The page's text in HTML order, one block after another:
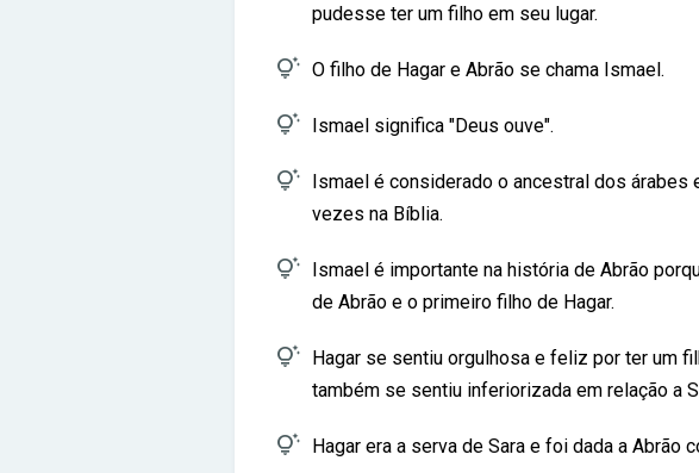
pudesse ter um filho em seu lugar.
 O filho de Hagar e Abrão se chama Ismael.
 Ismael significa "Deus ouve".
 Ismael é considerado o ancestral dos árabes
vezes na Bíblia.
 Ismael é importante na história de Abrão
de Abrão e o primeiro filho de Hagar.
 Hagar se sentiu orgulhosa e feliz por ter um
também se sentiu inferiorizada em relação a
 Hagar era a serva de Sara e foi dada a Abrão